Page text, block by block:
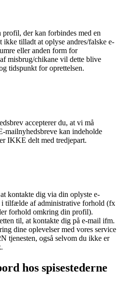
der kan forbindes med en
ikke tilladt at oplyse andres/falske e-
eller anden form for
misbrug/chikane vil dette blive
tidspunkt for oprettelsen.
accepterer du, at vi må
mailnyhedsbreve kan indeholde
IKKE delt med tredjepart.
kontakte dig via din oplyste e-
i tilfælde af administrative forhold (fx
forhold omkring din profil).
til, at kontakte dig på e-mail ifm.
dine oplevelser med vores service
tjenesten, også selvom du ikke er
hos spisestederne